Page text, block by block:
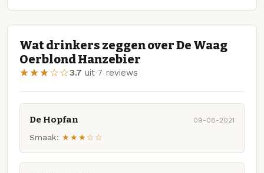
Wat drinkers zeggen over De Waag
Oerblond Hanzebier
★★★☆☆3.7 uit 7 reviews
De Hopfan 09-08-2021
Smaak: ★★★☆☆